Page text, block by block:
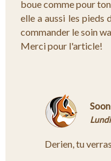
boue comme pour
elle a aussi les pieds
commander le soin
Merci pour l'article!
Derien, tu